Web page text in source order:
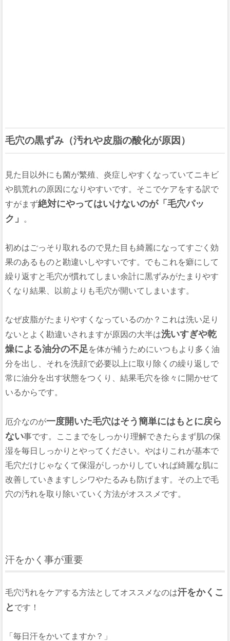
毛穴の黒ずみ（汚れや皮脂の酸化が原因）
見た目以外にも菌が繁殖、炎症しやすくなっていてニキビ
や肌荒れの原因になりやすいです。そこでケアをする訳で
すがまず絶対にやってはいけないのが「毛穴パッ
ク」
。
初めはごっそり取れるので見た目も綺麗になってすごく効
果のあるものと勘違いしやすいです。でもこれを癖にして
繰り返すと毛穴が慣れてしまい余計に黒ずみがたまりやす
くなり結果、以前よりも毛穴が開いてしまいます。
なぜ皮脂がたまりやすくなっているのか？これは洗い足り
ないとよく勘違いされますが原因の大半は洗いすぎや乾
燥による油分の不足を体が補うためにいつもより多く油
分を出し、それを洗顔で必要以上に取り除くの繰り返しで
常に油分を出す状態をつくり、結果毛穴を徐々に開かせて
いるからです。
厄介なのが一度開いた毛穴はそう簡単にはもとに戻ら
ない事です。ここまでをしっかり理解できたらまず肌の保
湿を毎日しっかりとやってください。やはりこれが基本で
毛穴だけじゃなくて保湿がしっかりしていれば綺麗な肌に
改善していきますしシワやたるみも防げます。その上で毛
穴の汚れを取り除いていく方法がオススメです。
汗をかく事が重要
毛穴汚れをケアする方法としてオススメなのは汗をかくこ
と です！
「毎日汗をかいてますか？」